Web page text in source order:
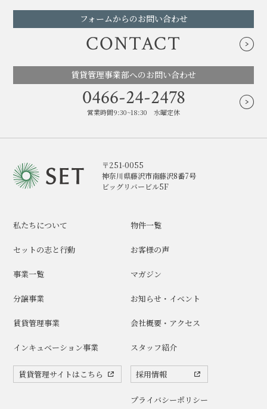
フォームからのお問い合わせ
CONTACT
賃貸管理事業部へのお問い合わせ
0466-24-2478
営業時間9:30~18:30 水曜定休
〒251-0055
神奈川県藤沢市南藤沢8番7号
ビッグリバービル5F
私たちについて
セットの志と行動
事業一覧
分譲事業
賃貸管理事業
インキュベーション事業
賃貸管理サイトはこちら
物件一覧
お客様の声
マガジン
お知らせ・イベント
会社概要・アクセス
スタッフ紹介
採用情報
プライバシーポリシー